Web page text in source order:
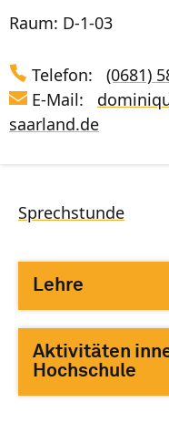
Raum: D-1-03
Telefon:
(0681)
E-Mail:
saarland.de
Sprechstunde
Lehre
Aktivitäten
Hochschule